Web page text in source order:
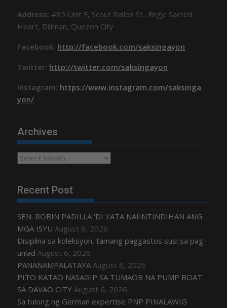
Address:#85 Unit F, Scout Rallos St., Brgy. Sacred
Heart, Diliman, Quezon City
Facebook: http://facebook.com/saksingayon
Twitter: http://twitter.com/saksingayon
Instagram: https://www.instagram.com/saksinga
yon/
Archives
Archives
Recent Post
SEN. ROBIN PADILLA ‘DI YATA NAIINTINDIHAN ANG
MGA ISYU August 6, 2026
Disiplina sa koleksyon, tamang paggastos susi sa pag-
unlad August 6, 2026
PANANAMPALATAYA August 6, 2026
PITO KATAO NASAGIP SA TUMAOB NA PUMP BOAT
SA DAVAO CITY August 6, 2026
Sa tulong ng German expertise PNP PINALAWIG